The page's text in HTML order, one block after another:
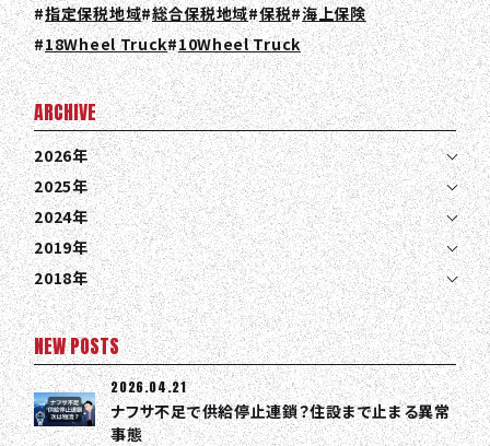
TOP
ABOUT HPS Value
SERVICES
COMPANY
RECRUIT
COLUMN
NEWS
CONTACT
EN JA TH
指定保税地域 総合保税地域 保税 海上保険
18Wheel Truck 10Wheel Truck
ARCHIVE
2026年
2025年
2024年
2019年
2018年
NEW POSTS
2026.04.21
ナフサ不足で供給停止連鎖？住設まで止まる異常
事態